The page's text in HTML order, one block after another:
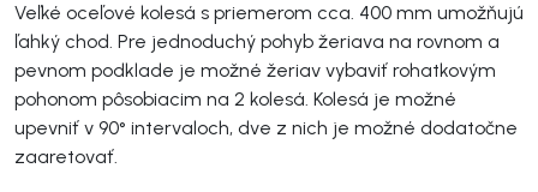
Veľké oceľové kolesá s priemerom cca. 400 mm umožňujú
ľahký chod. Pre jednoduchý pohyb žeriava na rovnom a
pevnom podklade je možné žeriav vybaviť rohatkovým
pohonom pôsobiacim na 2 kolesá. Kolesá je možné
upevniť v 90° intervaloch, dve z nich je možné dodatočne
zaaretovať.